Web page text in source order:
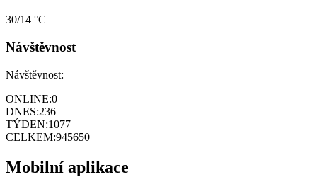
30/14 °C
Návštěvnost
Návštěvnost:
ONLINE:0
DNES:236
TÝDEN:1077
CELKEM:945650
Mobilní aplikace